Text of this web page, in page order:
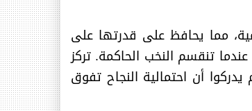
مما يحافظ على قدرتها على
تنقسم النخب الحاكمة. تركز
أن احتمالية النجاح تفوق